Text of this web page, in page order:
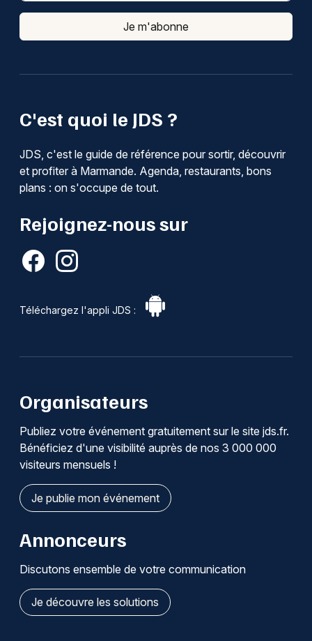
C'est quoi le JDS ?
JDS, c'est le guide de référence pour sortir, découvrir
et profiter à Marmande. Agenda, restaurants, bons
plans : on s'occupe de tout.
Rejoignez-nous sur
Téléchargez l'appli JDS :
Je m'abonne
Organisateurs
Publiez votre événement gratuitement sur le site jds.fr.
Bénéficiez d'une visibilité auprès de nos 3 000 000
visiteurs mensuels !
Je publie mon événement
Annonceurs
Discutons ensemble de votre communication
Je découvre les solutions